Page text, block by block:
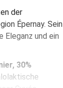
der
Épernay. Sein
Eleganz und ein
30%